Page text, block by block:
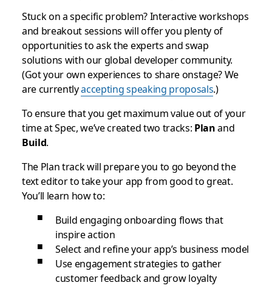
Stuck on a specific problem? Interactive workshops
and breakout sessions will offer you plenty of
opportunities to ask the experts and swap
solutions with our global developer community.
(Got your own experiences to share onstage? We
are currentlyaccepting speaking proposals.)
To ensure that you get maximum value out of your
time at Spec, we’ve created two tracks: Planand
Build.
The Plan track will prepare you to go beyond the
text editor to take your app from good to great.
You’ll learn how to:
Build engaging onboarding flows that
inspire action
Select and refine your app’s business model
Use engagement strategies to gather
customer feedback and grow loyalty